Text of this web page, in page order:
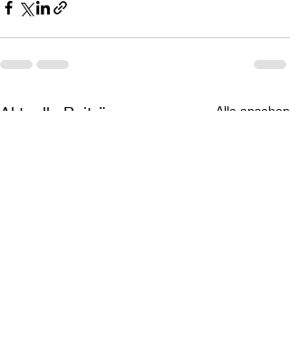
Aktuelle Beiträge Alle ansehen